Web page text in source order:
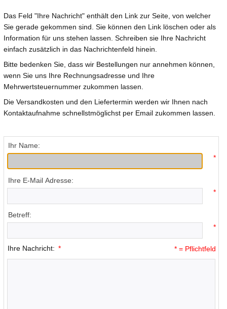
Das Feld "Ihre Nachricht" enthält den Link zur Seite, von welcher
Sie gerade gekommen sind. Sie können den Link löschen oder als
Information für uns stehen lassen. Schreiben sie Ihre Nachricht
einfach zusätzlich in das Nachrichtenfeld hinein.
Bitte bedenken Sie, dass wir Bestellungen nur annehmen können,
wenn Sie uns Ihre Rechnungsadresse und Ihre
Mehrwertsteuernummer zukommen lassen.
Die Versandkosten und den Liefertermin werden wir Ihnen nach
Kontaktaufnahme schnellstmöglichst per Email zukommen lassen.
Ihr Name:
*
Ihre E-Mail Adresse:
*
Betreff:
*
* = Pflichtfeld
Ihre Nachricht: *